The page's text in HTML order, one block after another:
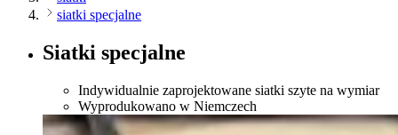
siatki specjalne
Siatki specjalne
Indywidualnie zaprojektowane siatki szyte na wymiar
Wyprodukowano w Niemczech